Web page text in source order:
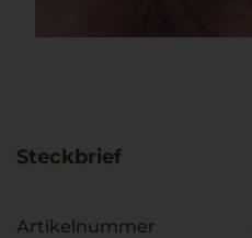
Steckbrief
Artikelnummer